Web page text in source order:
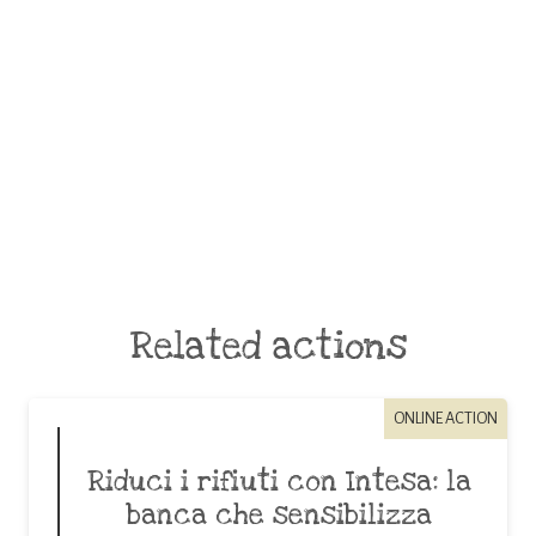
Related actions
ONLINE ACTION
Riduci i rifiuti con Intesa: la
banca che sensibilizza